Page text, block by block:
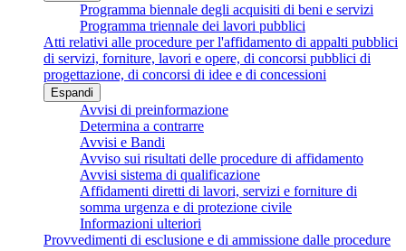
Programma biennale degli acquisiti di beni e servizi
Programma triennale dei lavori pubblici
Atti relativi alle procedure per l'affidamento di appalti pubblici
di servizi, forniture, lavori e opere, di concorsi pubblici di
progettazione, di concorsi di idee e di concessioni
Espandi
Avvisi di preinformazione
Determina a contrarre
Avvisi e Bandi
Avviso sui risultati delle procedure di affidamento
Avvisi sistema di qualificazione
Affidamenti diretti di lavori, servizi e forniture di
somma urgenza e di protezione civile
Informazioni ulteriori
Provvedimenti di esclusione e di ammissione dalle procedure